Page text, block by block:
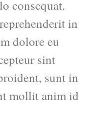
consequat.
in
dolore eu
sint
sunt in
mollit anim id